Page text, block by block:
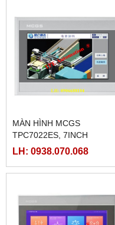
MÀN HÌNH MCGS
TPC7022ES, 7INCH
LH: 0938.070.068